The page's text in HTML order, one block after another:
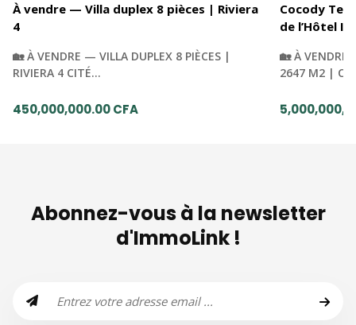
À vendre — Villa duplex 8 pièces | Riviera
4
🏡 À VENDRE — VILLA DUPLEX 8 PIÈCES |
RIVIERA 4 CITÉ…
450,000,000.00 CFA
Cocody
de l’Hôtel
🏡 À VENDRE
2647 M2 |
Abonnez-vous à la newsletter
d'ImmoLink !